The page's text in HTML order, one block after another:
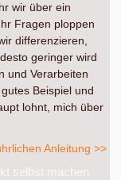
wir über ein
Fragen ploppen
differenzieren,
geringer wird
und Verarbeiten
Beispiel und
lohnt, mich über
Anleitung >>
selbst machen